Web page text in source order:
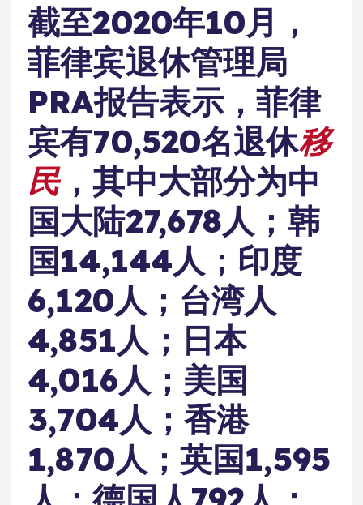
截至2020年10月，
菲律宾退休管理局
PRA报告表示，菲律
宾有70,520名退休移
民，其中大部分为中
国大陆27,678人；韩
国14,144人；印度
6,120人；台湾人
4,851人；日本
4,016人；美国
3,704人；香港
1,870人；英国1,595